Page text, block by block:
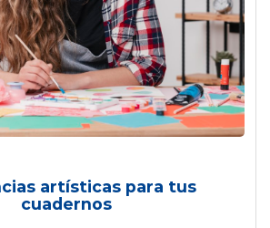
artísticas para tus
cuadernos